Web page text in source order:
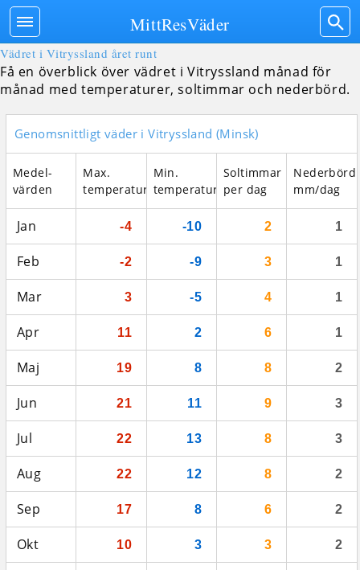
Vädret i Vitryssland året runt
Få en överblick över vädret i Vitryssland månad för
månad med temperaturer, soltimmar och nederbörd.
Genomsnittligt väder i Vitryssland (Minsk)
Medel­
värden
Max.
temperatur
Min.
temperatur
Soltimmar
per dag
Nederbörd
mm/dag
Jan -4 -10 2 1
Feb -2 -9 3 1
Mar 3 -5 4 1
Apr 11 2 6 1
Maj 19 8 8 2
Jun 21 11 9 3
Jul 22 13 8 3
Aug 22 12 8 2
Sep 17 8 6 2
Okt 10 3 3 2
MittResVäder